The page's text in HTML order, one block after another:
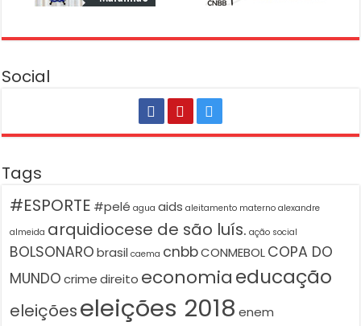
Social
Tags
#ESPORTE #pelé agua aids aleitamento materno alexandre
almeida arquidiocese de são luís. ação social
BOLSONARO brasil caema cnbbCONMEBOLCOPA DO
MUNDO crime direito economiaeducação
eleiçõeseleições 2018 enem